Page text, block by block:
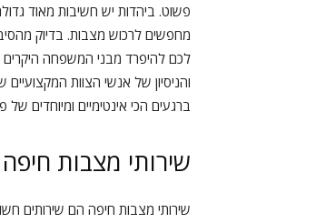
פשוט. ביהדות יש חשיבות מאוד
מחפשים לרכוש מצבות. בדיוק
לכם להיפרד מבני המשפחה היקרים
והניסיון של אנשי הצוות
ברגעים הכי אינטימיים ומיוחדים
שירותי מצבות
שירותי מצבות חיפה הם שירותים